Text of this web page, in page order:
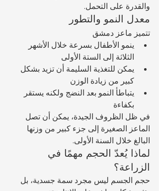
والقدرة على التحمل.
معدل النمو والتطور
تتميز ماعز دمشق
ينمو الأطفال بسرعة خلال الأشهر
الثلاثة إلى الستة الأولى
يمكن للتغذية السليمة أن تزيد بشكل
كبير من زيادة الوزن
يتباطأ النمو بعد النضج ولكنه يستقر
بكفاءة
في ظل الظروف الجيدة، يمكن أن تصل
الماعز الصغيرة إلى جزء كبير من وزنها
البالغ خلال السنة الأولى.
لماذا يُعدّ الحجم مهمًا في
الزراعة؟
حجم الجسم ليس مجرد سمة جسدية، بل